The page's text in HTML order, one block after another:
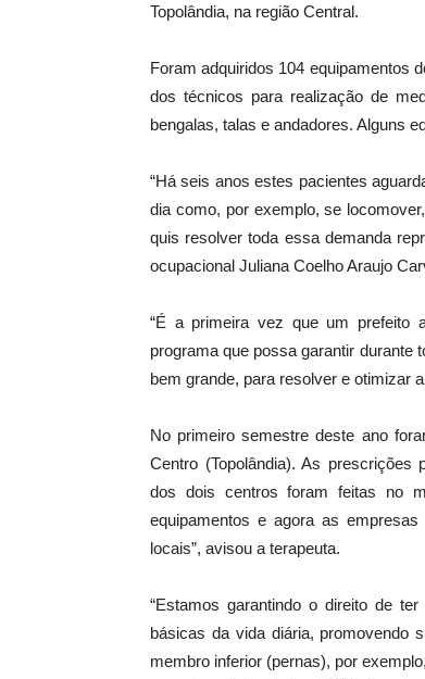
Topolândia, na região Central.
Foram adquiridos 104 equipamentos
dos técnicos para realização de
bengalas, talas e andadores. Alguns
“Há seis anos estes pacientes
dia como, por exemplo, se
quis resolver toda essa demanda
ocupacional Juliana Coelho Araujo
“É a primeira vez que um prefeito
programa que possa garantir durante
bem grande, para resolver e otimizar
No primeiro semestre deste ano
Centro (Topolândia). As prescrições
dos dois centros foram feitas no
equipamentos e agora as
locais”, avisou a terapeuta.
“Estamos garantindo o direito de
básicas da vida diária, promovendo
membro inferior (pernas), por